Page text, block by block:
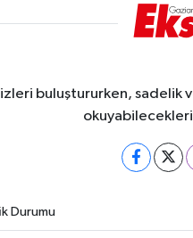
buluştururken, sadelik
okuyabilecekleri
Durumu